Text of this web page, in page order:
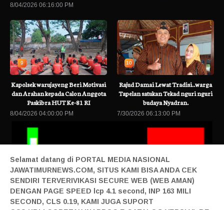
8/04/2026 06:16:00 PM
9
Kapolsek warujayeng Beri Motivasi
dan Arahan kepada Calon Anggota
Paskibra HUT Ke-81 RI
8/04/2026 04:00:00 PM
10
Rajud Damai Lewat Tradisi..warga
Tapelan satukan Tekad nguri nguri
budaya Nyadran.
7/30/2026 06:13:00 PM
Transaksi Kripto di Indonesia Selalu Tembus Rp45 Triliun pada
Selamat datang di PORTAL MEDIA NASIONAL
JAWATIMURNEWS.COM, SITUS KAMI BISA ANDA CEK
SENDIRI TERVERIVIKASI SECURE WEB (WEB AMAN)
DENGAN PAGE SPEED lcp 4.1 second, INP 163 MILI
SECOND, CLS 0.19, KAMI JUGA SUPORT